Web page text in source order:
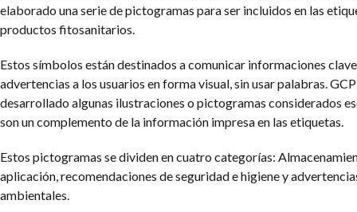
elaborado una serie de pictogramas para ser incluidos en las
productos fitosanitarios.
Estos símbolos están destinados a comunicar informaciones
advertencias a los usuarios en forma visual, sin usar palabras.
desarrollado algunas ilustraciones o pictogramas considerados
son un complemento de la información impresa en las etiquetas.
Estos pictogramas se dividen en cuatro categorías:
aplicación, recomendaciones de seguridad e higiene y
ambientales.